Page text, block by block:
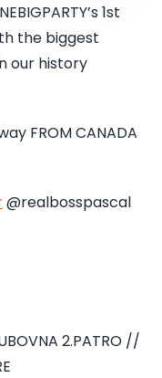
1st
the biggest
our history
FROM CANADA
@realbosspascal
2.PATRO //